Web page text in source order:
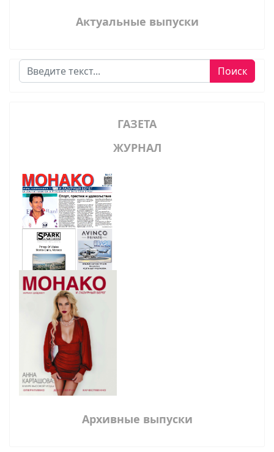
Актуальные выпуски
Поиск Поиск
ГАЗЕТА
ЖУРНАЛ
Архивные выпуски